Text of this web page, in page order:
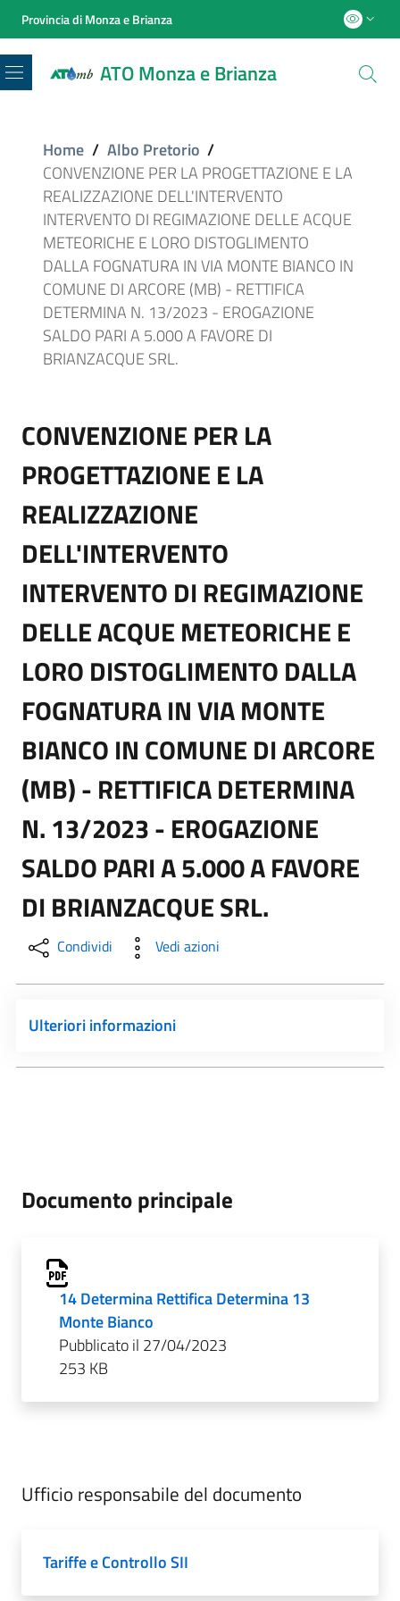
Provincia di Monza e Brianza
ATO Monza e Brianza
Menu
Home / Albo Pretorio /
CONVENZIONE PER LA PROGETTAZIONE E LA
REALIZZAZIONE DELL'INTERVENTO
INTERVENTO DI REGIMAZIONE DELLE ACQUE
METEORICHE E LORO DISTOGLIMENTO
DALLA FOGNATURA IN VIA MONTE BIANCO IN
COMUNE DI ARCORE (MB) - RETTIFICA
DETERMINA N. 13/2023 - EROGAZIONE
SALDO PARI A 5.000 A FAVORE DI
BRIANZACQUE SRL.
CONVENZIONE PER LA
PROGETTAZIONE E LA
REALIZZAZIONE
DELL'INTERVENTO
INTERVENTO DI REGIMAZIONE
DELLE ACQUE METEORICHE E
LORO DISTOGLIMENTO DALLA
FOGNATURA IN VIA MONTE
BIANCO IN COMUNE DI ARCORE
(MB) - RETTIFICA DETERMINA
N. 13/2023 - EROGAZIONE
SALDO PARI A 5.000 A FAVORE
DI BRIANZACQUE SRL.
Condividi Vedi azioni
Ulteriori informazioni
Documento principale
14 Determina Rettifica Determina 13
Monte Bianco
Pubblicato il 27/04/2023
253 KB
Ufficio responsabile del documento
Tariffe e Controllo SII